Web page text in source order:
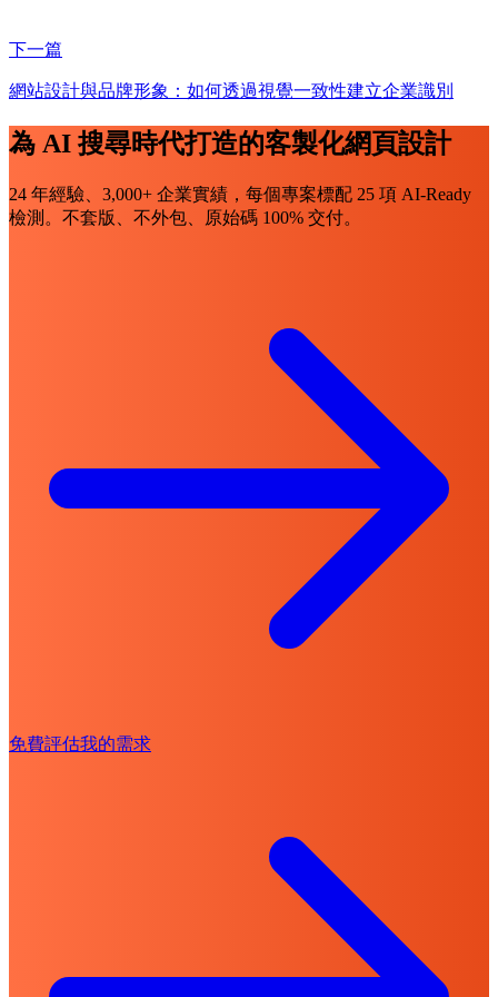
下一篇
網站設計與品牌形象：如何透過視覺一致性建立企業識別
為 AI 搜尋時代打造的客製化網頁設計
24 年經驗、3,000+ 企業實績，每個專案標配 25 項 AI-Ready
檢測。不套版、不外包、原始碼 100% 交付。
免費評估我的需求